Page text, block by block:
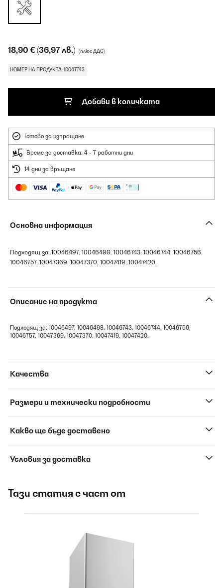
18,90 €(36,97 лв.) (плюс ДДС)
НОМЕР НА ПРОДУКТА: 10047743
Добави в количката
Готово за изпращане
Време за доставка: 4 - 7 работни дни
14 дни за връщане
Основна информация
Подходящ за: 10046497, 10046498, 10046743, 10046744, 10046756,
10046757, 10047369, 10047370, 10047419, 10047420.
Описание на продукта
Подходящ за: 10046497, 10046498, 10046743, 10046744, 10046756,
10046757, 10047369, 10047370, 10047419, 10047420.
Качества
Размери и технически подробности
Какво ще бъде доставено
Условия за доставка
Тази статия е част от